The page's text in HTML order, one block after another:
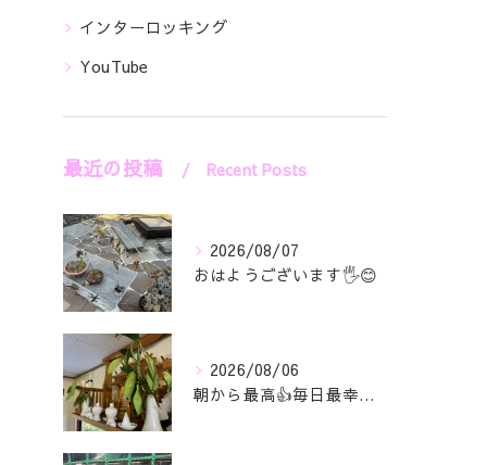
インターロッキング
YouTube
最近の投稿 Recent Posts
2026/08/07
おはようございます🖐️😊
2026/08/06
朝から最高👍毎日最幸の😁マツジン社長でございます🤗